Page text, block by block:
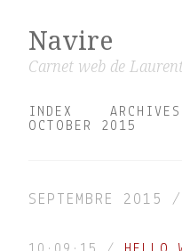
Navire
Carnet web de
INDEX ARCHIVES
OCTOBER 2015
SEPTEMBRE 2015 /